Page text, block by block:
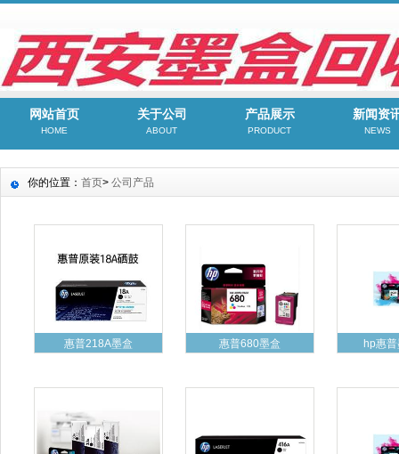
网站首页
HOME
关于公司
ABOUT
产品展示
PRODUCT
新闻资
NEWS
你的位置： 首页> 公司产品
惠普218A墨盒 惠普680墨盒 hp惠